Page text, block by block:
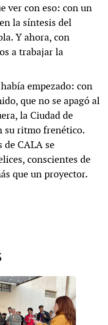
ver con eso: con un
la síntesis del
Y ahora, con
a trabajar la
empezado: con
que no se apagó al
la Ciudad de
su ritmo frenético.
CALA se
conscientes de
que un proyector.